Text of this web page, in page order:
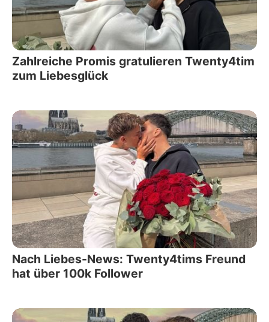
Zahlreiche Promis gratulieren Twenty4tim
zum Liebesglück
Nach Liebes-News: Twenty4tims Freund
hat über 100k Follower